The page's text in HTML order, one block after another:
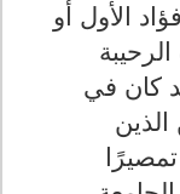
الأول أو
كان في
الذين